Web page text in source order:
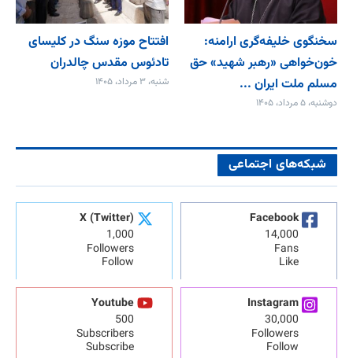
سخنگوی خلیفه‌گری ارامنه:
خون‌خواهی «رهبر شهید» حق
مسلم ملت ایران ...
دوشنبه، ۵ مرداد، ۱۴۰۵
افتتاح موزه سنگ در کلیسای
تادئوس مقدس چالدران
شنبه، ۳ مرداد، ۱۴۰۵
شبکه‌های اجتماعی
Facebook
14,000
Fans
Like
X (Twitter)
1,000
Followers
Follow
Instagram
30,000
Followers
Follow
Youtube
500
Subscribers
Subscribe